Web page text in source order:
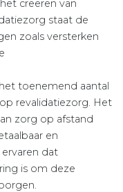
creëren van
staat de
zoals versterken
toenemend aantal
revalidatiezorg. Het
zorg op afstand
en
dat
is om deze